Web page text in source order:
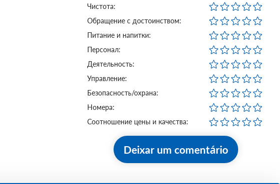
Чистота:
Обращение с достоинством:
Питание и напитки:
Персонал:
Деятельность:
Управление:
Безопасность/охрана:
Номера:
Соотношение цены и качества:
Deixar um comentário